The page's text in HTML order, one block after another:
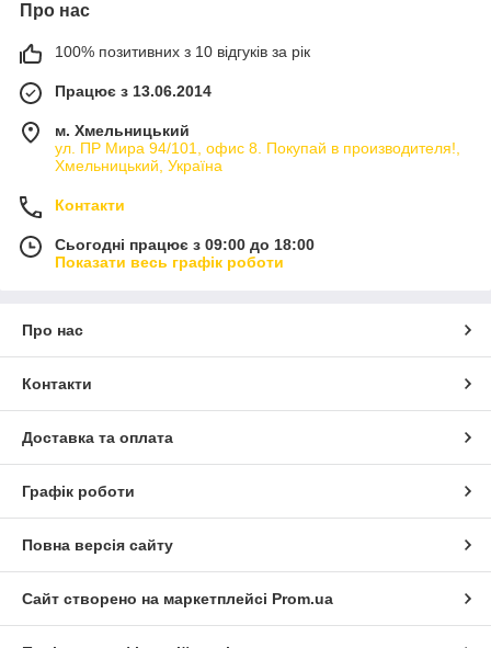
Про нас
100% позитивних з 10 відгуків за рік
Працює з 13.06.2014
м. Хмельницький
ул. ПР Мира 94/101, офис 8. Покупай в производителя!,
Хмельницький, Україна
Контакти
Сьогодні працює з 09:00 до 18:00
Показати весь графік роботи
Про нас
Контакти
Доставка та оплата
Графік роботи
Повна версія сайту
Сайт створено на маркетплейсі Prom.ua